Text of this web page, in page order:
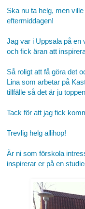
Ska nu ta helg, men
eftermiddagen!
Jag var i Uppsala på en
och fick äran att
Så roligt att få göra det
Lina som arbetar på
tillfälle så det är ju
Tack för att jag fick
Trevlig helg allihop!
Är ni som förskola
inspirerar er på en